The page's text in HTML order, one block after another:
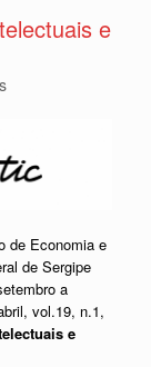
e
de Economia e
de Sergipe
a
vol.19, n.1,
e